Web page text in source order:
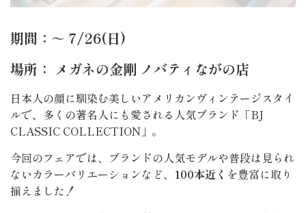
期間：～ 7/26(日)
場所： メガネの金剛 ノバティながの店
日本人の顔に馴染む美しいアメリカンヴィンテージスタイ
ルで、多くの著名人にも愛される人気ブランド「BJ
CLASSIC COLLECTION」。
今回のフェアでは、ブランドの人気モデルや普段は見られ
ないカラーバリエーションなど、 100本近く を豊富に取り
揃えました！